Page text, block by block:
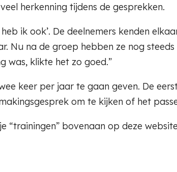
herkenning tijdens de gesprekken.
ik ook’. De deelnemers kenden
Nu na de groep hebben ze nog
was, klikte het zo goed.”
keer per jaar te gaan geven. De
om te kijken of het
“trainingen” bovenaan op deze